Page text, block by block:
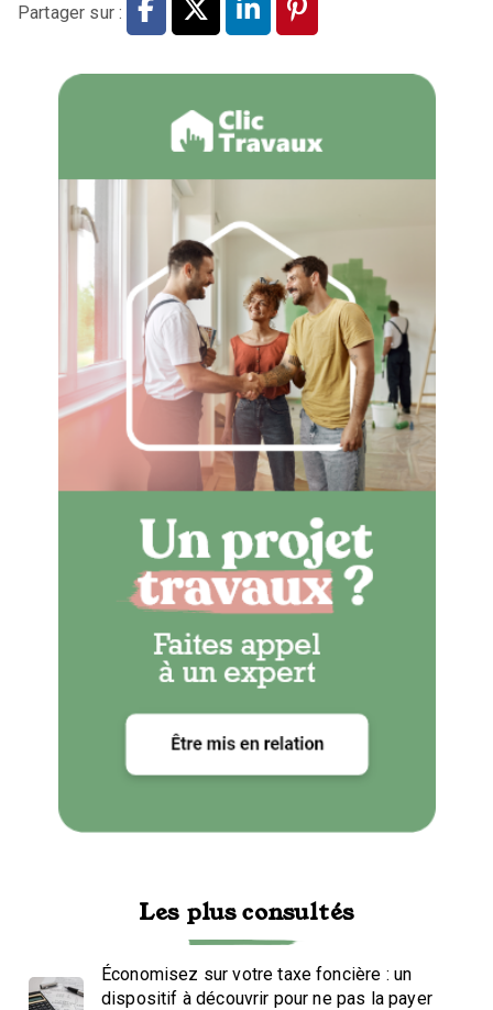
Partager sur :
Les plus consultés
Économisez sur votre taxe foncière : un
dispositif à découvrir pour ne pas la payer